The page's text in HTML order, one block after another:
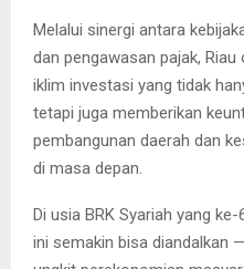
Melalui sinergi antara
dan pengawasan pajak,
iklim investasi yang tidak
tetapi juga memberikan
pembangunan daerah dan
di masa depan.
Di usia BRK Syariah yang
ini semakin bisa diandalkan